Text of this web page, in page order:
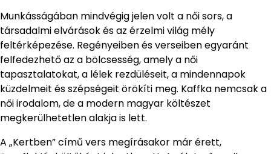
Munkásságában mindvégig jelen volt a női sors, a
társadalmi elvárások és az érzelmi világ mély
feltérképezése. Regényeiben és verseiben egyaránt
felfedezhető az a bölcsesség, amely a női
tapasztalatokat, a lélek rezdüléseit, a mindennapok
küzdelmeit és szépségeit örökíti meg. Kaffka nemcsak a
női irodalom, de a modern magyar költészet
megkerülhetetlen alakja is lett.
A „Kertben” című vers megírásakor már érett,